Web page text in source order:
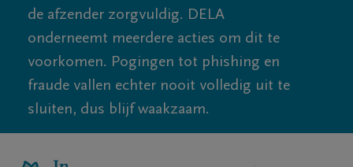
de afzender zorgvuldig. DELA
onderneemt meerdere acties om dit te
voorkomen. Pogingen tot phishing en
fraude vallen echter nooit volledig uit te
sluiten, dus blijf waakzaam.